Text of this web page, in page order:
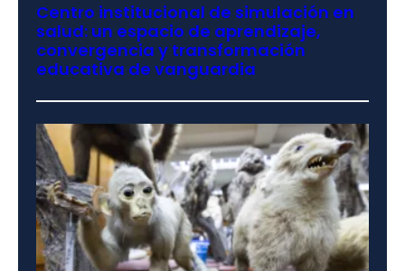
Centro institucional de simulación en
salud: un espacio de aprendizaje,
convergencia y transformación
educativa de vanguardia